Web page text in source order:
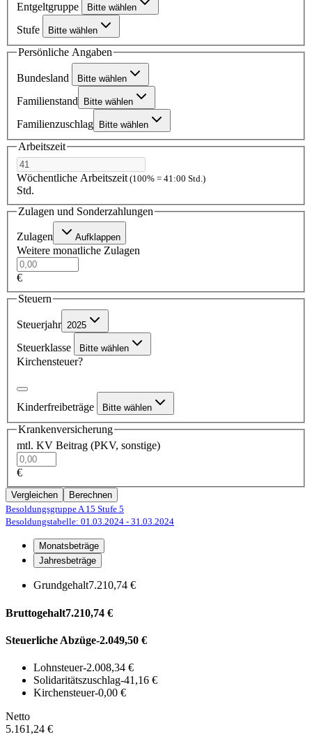
Entgeltgruppe Bitte wählen
Stufe Bitte wählen
Persönliche Angaben
Bundesland Bitte wählen
Familienstand Bitte wählen
Familienzuschlag Bitte wählen
Arbeitszeit
Wöchentliche Arbeitszeit (100% = 41:00 Std.)
Std.
Zulagen und Sonderzahlungen
Zulagen Aufklappen
Weitere monatliche Zulagen
€
Steuern
Steuerjahr 2025
Steuerklasse Bitte wählen
Kirchensteuer?
Kinderfreibeträge Bitte wählen
Krankenversicherung
mtl. KV Beitrag (PKV, sonstige)
€
Vergleichen
Berechnen
Besoldungsgruppe A 15 Stufe 5
Besoldungstabelle: 01.03.2024 - 31.03.2024
Monatsbeträge
Jahresbeträge
Grundgehalt7.210,74 €
Bruttogehalt7.210,74 €
Steuerliche Abzüge-2.049,50 €
Lohnsteuer-2.008,34 €
Solidaritätszuschlag-41,16 €
Kirchensteuer-0,00 €
Netto
5.161,24 €